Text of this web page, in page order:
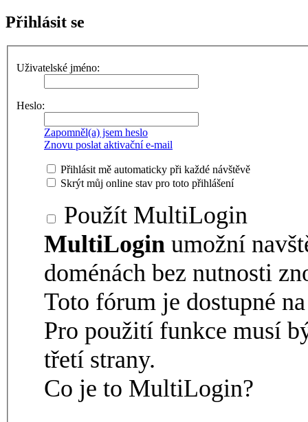
Přihlásit se
Uživatelské jméno:
Heslo:
Zapomněl(a) jsem heslo
Znovu poslat aktivační e-mail
Přihlásit mě automaticky při každé návštěvě
Skrýt můj online stav pro toto přihlášení
Použít MultiLogin
MultiLogin umožní
doménách bez nutnosti
Toto fórum je dostupné
Pro použití funkce musí
třetí strany.
Co je to MultiLogin?